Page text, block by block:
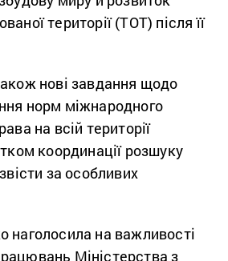
території (ТОТ) після її
нові завдання щодо
норм міжнародного
на всій території
координації розшуку
за особливих
наголосила на важливості
Міністерства з